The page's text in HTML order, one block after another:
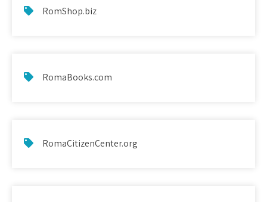
RomShop.biz
RomaBooks.com
RomaCitizenCenter.org